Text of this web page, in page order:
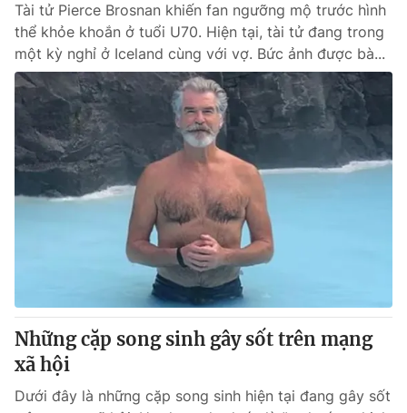
Tài tử Pierce Brosnan khiến fan ngưỡng mộ trước hình
thể khỏe khoắn ở tuổi U70. Hiện tại, tài tử đang trong
một kỳ nghỉ ở Iceland cùng với vợ. Bức ảnh được bà...
Những cặp song sinh gây sốt trên mạng
xã hội
Dưới đây là những cặp song sinh hiện tại đang gây sốt